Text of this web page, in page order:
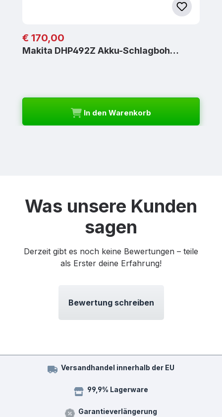
Regulärer Preis:
€ 170,00
Makita DHP492Z Akku-Schlagboh…
In den Warenkorb
Was unsere Kunden
sagen
Derzeit gibt es noch keine Bewertungen – teile
als Erster deine Erfahrung!
Bewertung schreiben
Versandhandel innerhalb der EU
99,9% Lagerware
Garantieverlängerung